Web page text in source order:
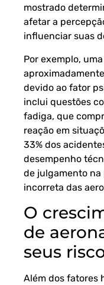
mostrado
afetar a
influenciar suas
Por exemplo,
devido ao fator
inclui questões
fadiga, que
reação em
33% dos
desempenho
de julgamento
incorreta das
O
de
seus
Além dos fatores